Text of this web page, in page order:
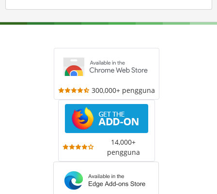
300,000+ pengguna
14,000+
pengguna